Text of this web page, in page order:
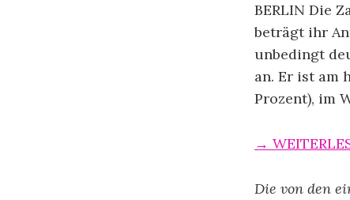
BERLIN Die
beträgt ihr
unbedingt
an. Er ist am
Prozent), im
→
Die von den